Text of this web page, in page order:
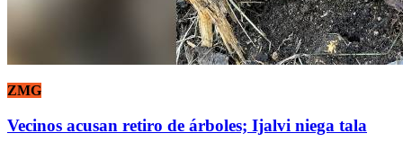
ZMG
Vecinos acusan retiro de árboles; Ijalvi niega tala